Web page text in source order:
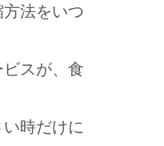
法をいつ
スが、食
時だけに